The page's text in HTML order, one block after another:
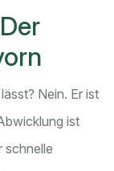
Nein. Er ist
ist
schnelle